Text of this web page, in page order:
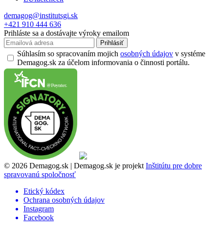
demagog@institutsgi.sk
+421 910 444 636
Prihláste sa a dostávajte výroky emailom
Prihlásiť
Súhlasím so spracovaním mojich osobných údajov v systéme
Demagog.sk za účelom informovania o činnosti portálu.
© 2026 Demagog.sk | Demagog.sk je projekt Inštitútu pre dobre
spravovanú spoločnosť
Etický kódex
Ochrana osobných údajov
Instagram
Facebook